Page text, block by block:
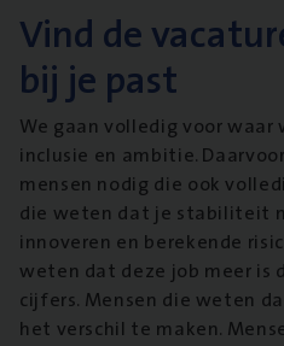
Vind de
bij je past
We gaan volledig voor
inclusie en ambitie.
mensen nodig die ook
die weten dat je stabiliteit
innoveren en berekende
weten dat deze job meer is
cijfers. Mensen die weten
het verschil te maken.